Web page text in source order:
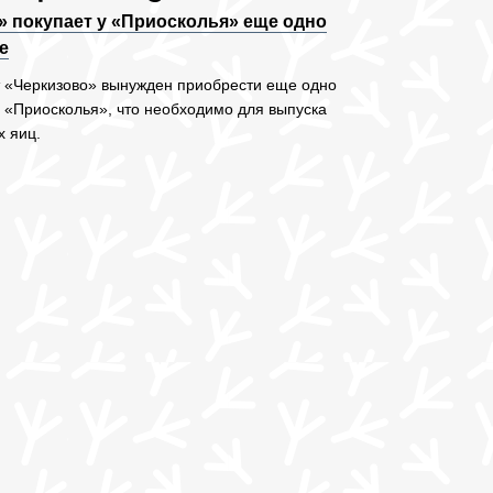
покупает у «Приосколья» еще одно
вынужден приобрести еще одно
что необходимо для выпуска
яиц.